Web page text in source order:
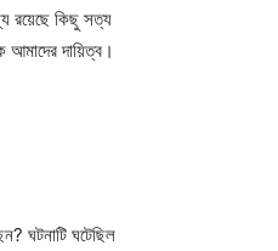
রয়েছে কিছু সত্য
আমাদের দায়িত্ব।
ঘটনাটি ঘটেছিল